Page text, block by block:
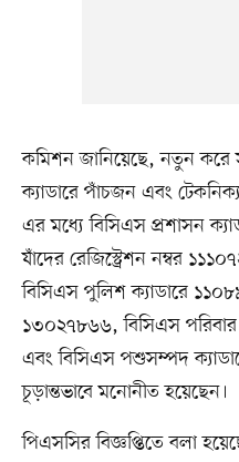
কমিশন জানিয়েছে, নতুন করে
ক্যাডারে পাঁচজন এবং
এর মধ্যে বিসিএস প্রশাসন
যাঁদের রেজিস্ট্রেশন নম্বর
বিসিএস পুলিশ ক্যাডারে
১৩০২৭৮৬৬, বিসিএস পরিবার
এবং বিসিএস পশুসম্পদ
চূড়ান্তভাবে মনোনীত হয়েছেন।
পিএসসির বিজ্ঞপ্তিতে বলা